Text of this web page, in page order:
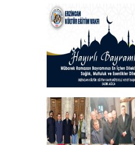
Vakfımızın Geleneksel
+
Hayırlı
+